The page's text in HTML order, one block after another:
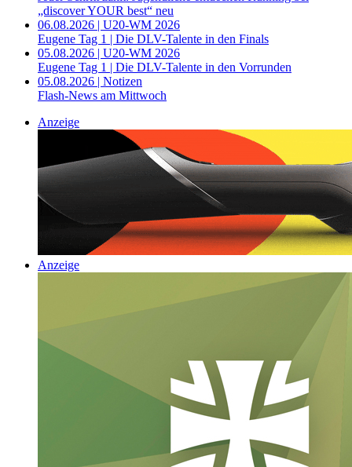
„discover YOUR best“ neu
06.08.2026 | U20-WM 2026
Eugene Tag 1 | Die DLV-Talente in den Finals
05.08.2026 | U20-WM 2026
Eugene Tag 1 | Die DLV-Talente in den Vorrunden
05.08.2026 | Notizen
Flash-News am Mittwoch
Anzeige
Anzeige